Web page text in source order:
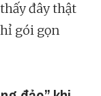
đây thật
gói gọn